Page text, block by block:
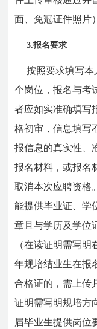
面、免冠证件照片
3.报名要求
按照要求填写
个岗位，报名与考
者应如实准确填写
格初审，信息填写
报信息的真实性、
报名材料，或报名
取消本次应聘资格
能提供毕业证、学
章且与学历及学位
（在读证明需写
年规培结业生在报
合格证的，需上传
证明需写明规培方
届毕业生提供岗位